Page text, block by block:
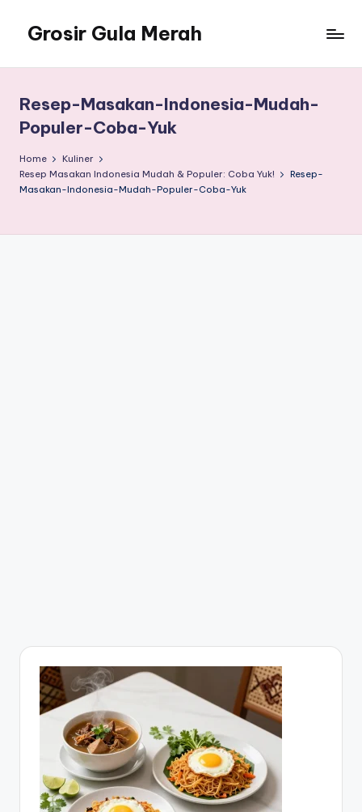
content
Grosir Gula Merah
Gula
Merah
Resep-Masakan-Indonesia-Mudah-
Populer-Coba-Yuk
Home
Kuliner
Resep Masakan Indonesia Mudah & Populer: Coba Yuk!
Resep-
Masakan-Indonesia-Mudah-Populer-Coba-Yuk